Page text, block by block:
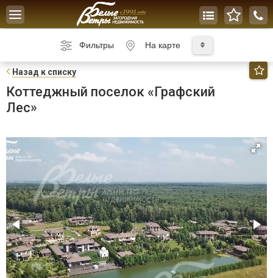
Toggle
navigation
Фильтры На карте
Назад к списку
Коттеджный поселок «Графский
Лес»